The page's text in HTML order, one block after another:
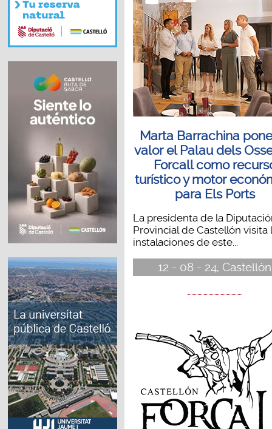
Marta Barrachina
valor el Palau dels
Forcall como
turístico y motor
para Els Ports
La presidenta de la
Provincial de Castellón visita
instalaciones de este...
12 - 08 - 24, Castellón